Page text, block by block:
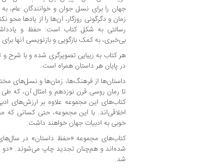
جهان را برای نسل جوان و خوانندگان عام،
زمان و دگرگونی روزگار، آن‌ها را از یادها
رسالتی به شکل کتاب است: حفظ و
بی‌خبری، به کمک بازگویی و بازنویسی آنها
هر کتاب به زیبایی تصویرگری شده و با شرح و
در پایان هر داستان همراه است.
داستان‌ها از فرهنگ‌ها، زمان‌ها و نسل‌های
تا رمان روسی قرن نوزدهم و امثال آن، که
کتاب‌های این مجموعه علاوه بر ارزش‌های
اخلاقی‌اند. با این مجموعه، حتی کسانی که
خوبی به ادبیات جهان خواهند داشت.
شد.